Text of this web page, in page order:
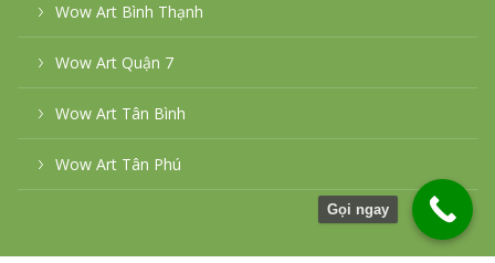
Wow Art Bình Thạnh
Wow Art Quận 7
Wow Art Tân Bình
Wow Art Tân Phú
Gọi ngay